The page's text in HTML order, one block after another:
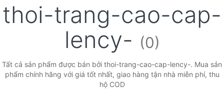
thoi-trang-cao-cap-
lency- (0)
Tất cả sản phẩm được bán bởi thoi-trang-cao-cap-lency-. Mua sản
phẩm chính hãng với giá tốt nhất, giao hàng tận nhà miễn phí, thu
hộ COD